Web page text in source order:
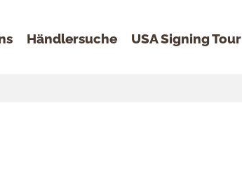
Händlersuche USA Signing Tour